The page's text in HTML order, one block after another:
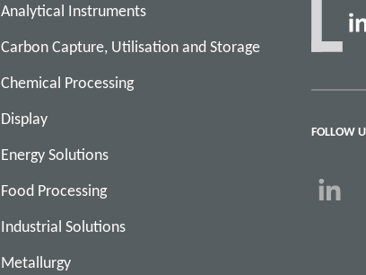
Analytical Instruments
Carbon Capture, Utilisation and Storage
Chemical Processing
Display
Energy Solutions
Food Processing
Industrial Solutions
Metallurgy
FOLLOW